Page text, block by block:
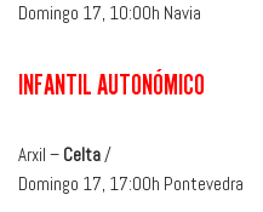
Domingo 17, 10:00h Navia
INFANTIL AUTONÓMICO
Arxil – Celta/
Domingo 17, 17:00h Pontevedra